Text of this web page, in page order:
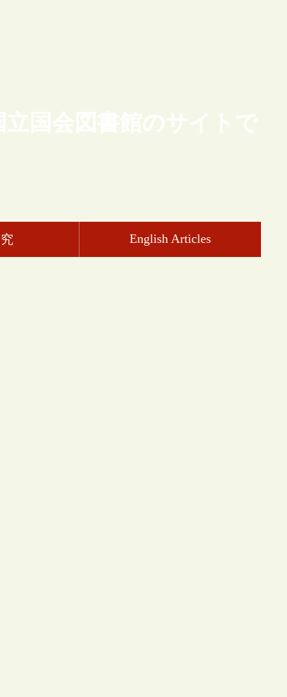
国会図書館のサイトで
English Articles